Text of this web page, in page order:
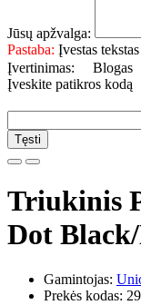
Jūsų apžvalga:
Pastaba: Įvestas
Įvertinimas: Blogas
Įveskite patikros kodą
Tęsti
Triukinis
Dot
Gamintojas:
Prekės kodas: